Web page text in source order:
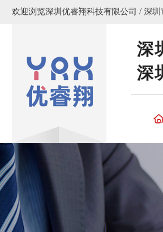
欢迎浏览深圳优睿翔科技有限公司 / 深圳
深
深